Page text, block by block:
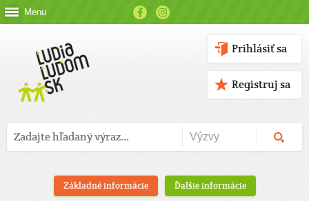
Menu
Prihlásiť sa
Registruj sa
Základné informácie Ďalšie informácie